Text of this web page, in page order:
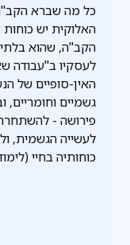
כל מה שברא
האלוקית יש כוחות
הקב"ה, שהוא
לעסקיו ב"עבודה
האין-סופיים של
גשמיים
פירושה -
לעשייה הגשמית,
כוחותיה בחיי